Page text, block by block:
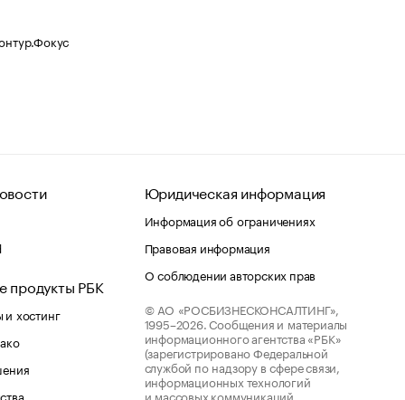
продукты РБК
хостинг
Юридическая информация
Информация об ограничениях
Правовая информация
О соблюдении авторских прав
© АО «РОСБИЗНЕСКОНСАЛТИНГ»,
1995–2026. Сообщения и материалы
информационного агентства «РБК»
(зарегистрировано Федеральной
службой по надзору в сфере связи,
информационных технологий
и массовых коммуникаций